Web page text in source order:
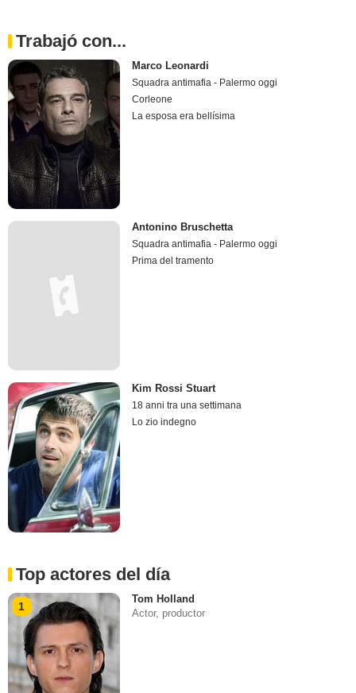
Trabajó con...
Marco Leonardi
Squadra antimafia - Palermo oggi
Corleone
La esposa era bellísima
Antonino Bruschetta
Squadra antimafia - Palermo oggi
Prima del tramento
Kim Rossi Stuart
18 anni tra una settimana
Lo zio indegno
Top actores del día
1
Tom Holland
Actor, productor